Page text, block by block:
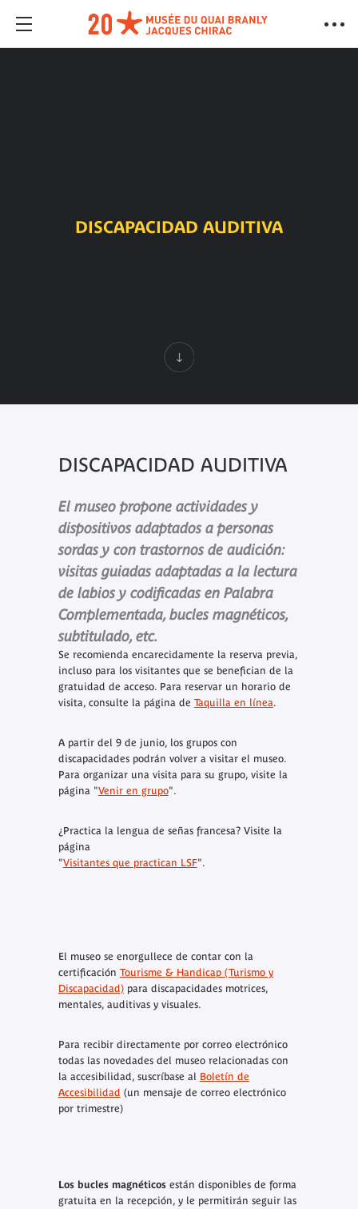
DISCAPACIDAD AUDITIVA
DISCAPACIDAD AUDITIVA
El museo propone actividades y
dispositivos adaptados a personas
sordas y con trastornos de audición:
visitas guiadas adaptadas a la lectura
de labios y codificadas en Palabra
Complementada, bucles magnéticos,
subtitulado, etc.
Se recomienda encarecidamente la reserva previa,
incluso para los visitantes que se benefician de la
gratuidad de acceso. Para reservar un horario de
visita, consulte la página de Taquilla en línea.
A partir del 9 de junio, los grupos con
discapacidades podrán volver a visitar el museo.
Para organizar una visita para su grupo, visite la
página "Venir en grupo".
¿Practica la lengua de señas francesa? Visite la
página
"Visitantes que practican LSF".
El museo se enorgullece de contar con la
certificación Tourisme & Handicap (Turismo y
Discapacidad)para discapacidades motrices,
mentales, auditivas y visuales.
Para recibir directamente por correo electrónico
todas las novedades del museo relacionadas con
la accesibilidad, suscríbase al Boletín de
Accesibilidad (un mensaje de correo electrónico
por trimestre)
Los bucles magnéticosestán disponibles de forma
gratuita en la recepción, y le permitirán seguir las